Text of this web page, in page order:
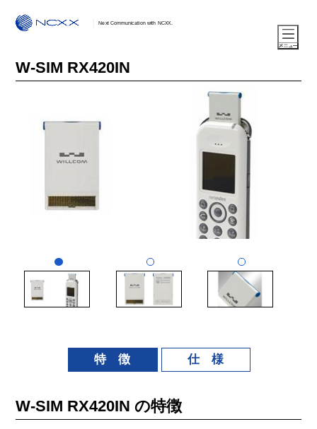
Next Communication with NCXX.
W-SIM RX420IN
特 徴 仕 様
W-SIM RX420IN の特徴